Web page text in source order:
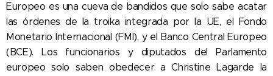
Europeo es una cueva de bandidos que solo sabe acatar
las órdenes de la troika integrada por la UE, el Fondo
Monetario Internacional (FMI), y el Banco Central Europeo
(BCE). Los funcionarios y diputados del Parlamento
europeo solo saben obedecer a Christine Lagarde la